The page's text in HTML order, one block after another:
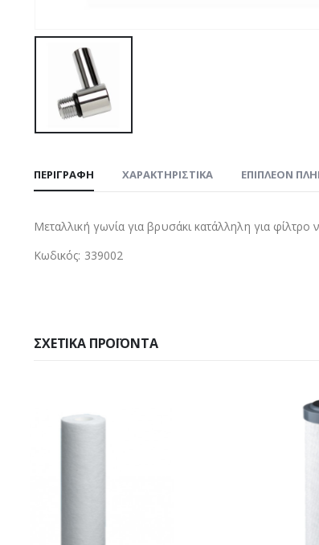
ΠΕΡΙΓΡΑΦΉ ΧΑΡΑΚΤΗΡΙΣΤΙΚΑ ΕΠΙΠΛΈΟΝ
Μεταλλική γωνία για βρυσάκι κατάλληλη για
Κωδικός: 339002
ΣΧΕΤΙΚΆ ΠΡΟΪΌΝΤΑ